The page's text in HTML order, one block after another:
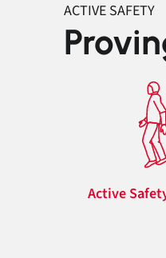
ACTIVE SAFETY
Active